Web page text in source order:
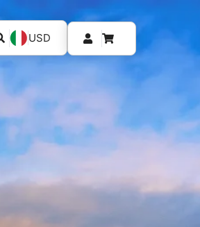
USD